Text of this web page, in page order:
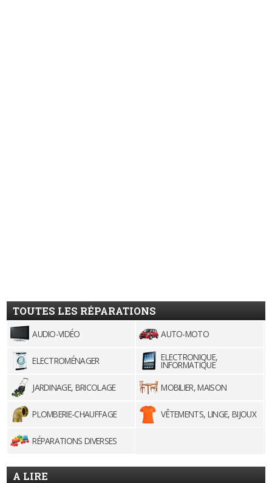
TOUTES LES RÉPARATIONS
AUDIO-VIDÉO AUTO-MOTO
ELECTROMÉNAGER ELECTRONIQUE,
INFORMATIQUE
JARDINAGE, BRICOLAGE
MOBILIER, MAISON
PLOMBERIE-CHAUFFAGE VÊTEMENTS, LINGE, BIJOUX
RÉPARATIONS DIVERSES
A LIRE